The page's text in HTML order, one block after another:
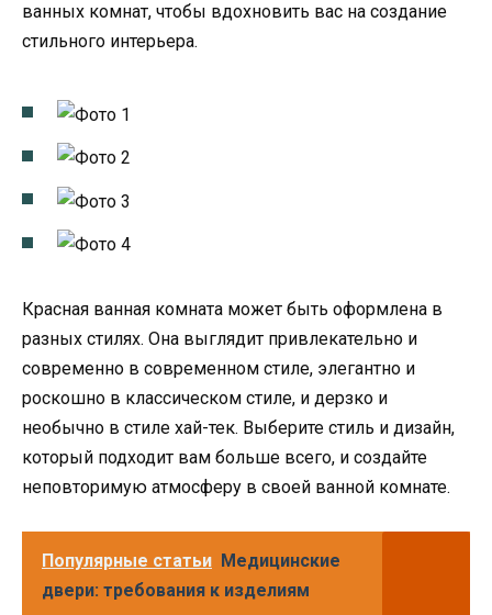
ванных комнат, чтобы вдохновить вас на создание
стильного интерьера.
Красная ванная комната может быть оформлена в
разных стилях. Она выглядит привлекательно и
современно в современном стиле, элегантно и
роскошно в классическом стиле, и дерзко и
необычно в стиле хай-тек. Выберите стиль и дизайн,
который подходит вам больше всего, и создайте
неповторимую атмосферу в своей ванной комнате.
Популярные статьи Медицинские
двери: требования к изделиям